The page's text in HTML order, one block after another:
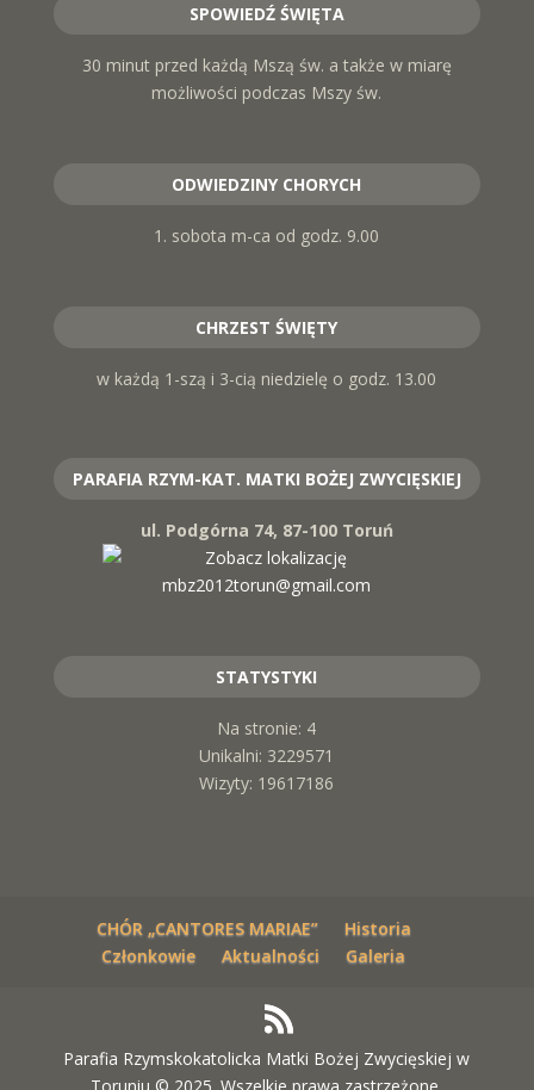
SPOWIEDŹ ŚWIĘTA
30 minut przed każdą Mszą św. a także w miarę
możliwości podczas Mszy św.
ODWIEDZINY CHORYCH
1. sobota m-ca od godz. 9.00
CHRZEST ŚWIĘTY
w każdą 1-szą i 3-cią niedzielę o godz. 13.00
PARAFIA RZYM-KAT. MATKI BOŻEJ ZWYCIĘSKIEJ
ul. Podgórna 74, 87-100 Toruń
mbz2012torun@gmail.com
STATYSTYKI
Na stronie: 4
Unikalni: 3229571
Wizyty: 19617186
CHÓR „CANTORES MARIAE”
Historia
Członkowie
Aktualności Galeria
Parafia Rzymskokatolicka Matki Bożej Zwycięskiej w